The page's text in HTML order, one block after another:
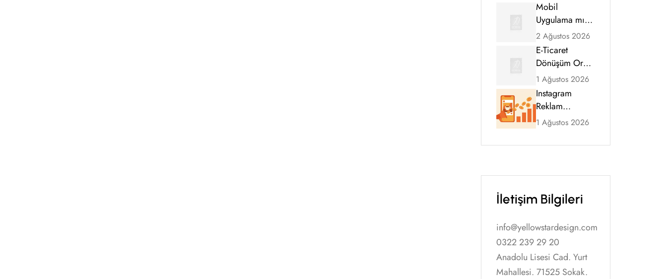
Mobil
Uygulama mı,
Mobil Uyumlu
Web Sitesi mi?
2026 Karar
Rehberi
2 Ağustos 2026
E-Ticaret
Dönüşüm Oranı
Nasıl Artırılır?
Kapsamlı
Rehber (2026)
1 Ağustos 2026
Instagram
Reklam
Ücretleri 2026:
Maliyeti ve
1 Ağustos 2026
İletişim Bilgileri
info@yellowstardesign.com
0322 239 29 20
Anadolu Lisesi Cad. Yurt
Mahallesi. 71525 Sokak.